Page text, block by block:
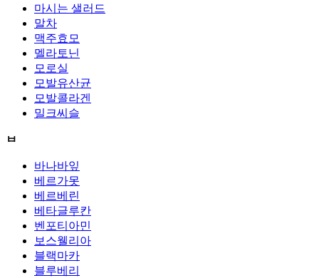
마시는 샐러드
말차
맥주효모
멜라토닌
모로실
모발유산균
모발콜라겐
밀크씨슬
ㅂ
바나바잎
베르가못
베르베린
베타글루칸
벤포티아민
보스웰리아
블랙마카
블루베리